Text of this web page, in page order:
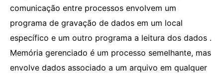
comunicação entre processos envolvem um
programa de gravação de dados em um local
específico e um outro programa a leitura dos dados .
Memória gerenciado é um processo semelhante, mas
envolve dados associado a um arquivo em qualquer